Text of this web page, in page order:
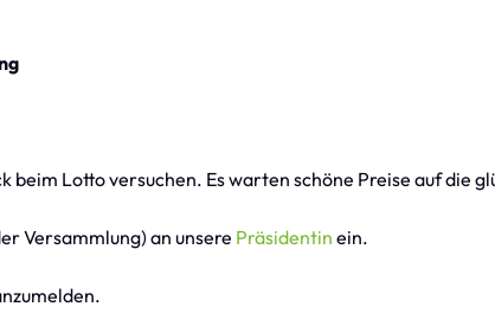
beim Lottoversuchen. Es warten schöne Preise auf die
Versammlung) an unsere Präsidentin ein.